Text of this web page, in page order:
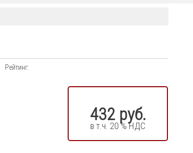
Рейтинг:
432 руб.
в т.ч. 20 % НДС